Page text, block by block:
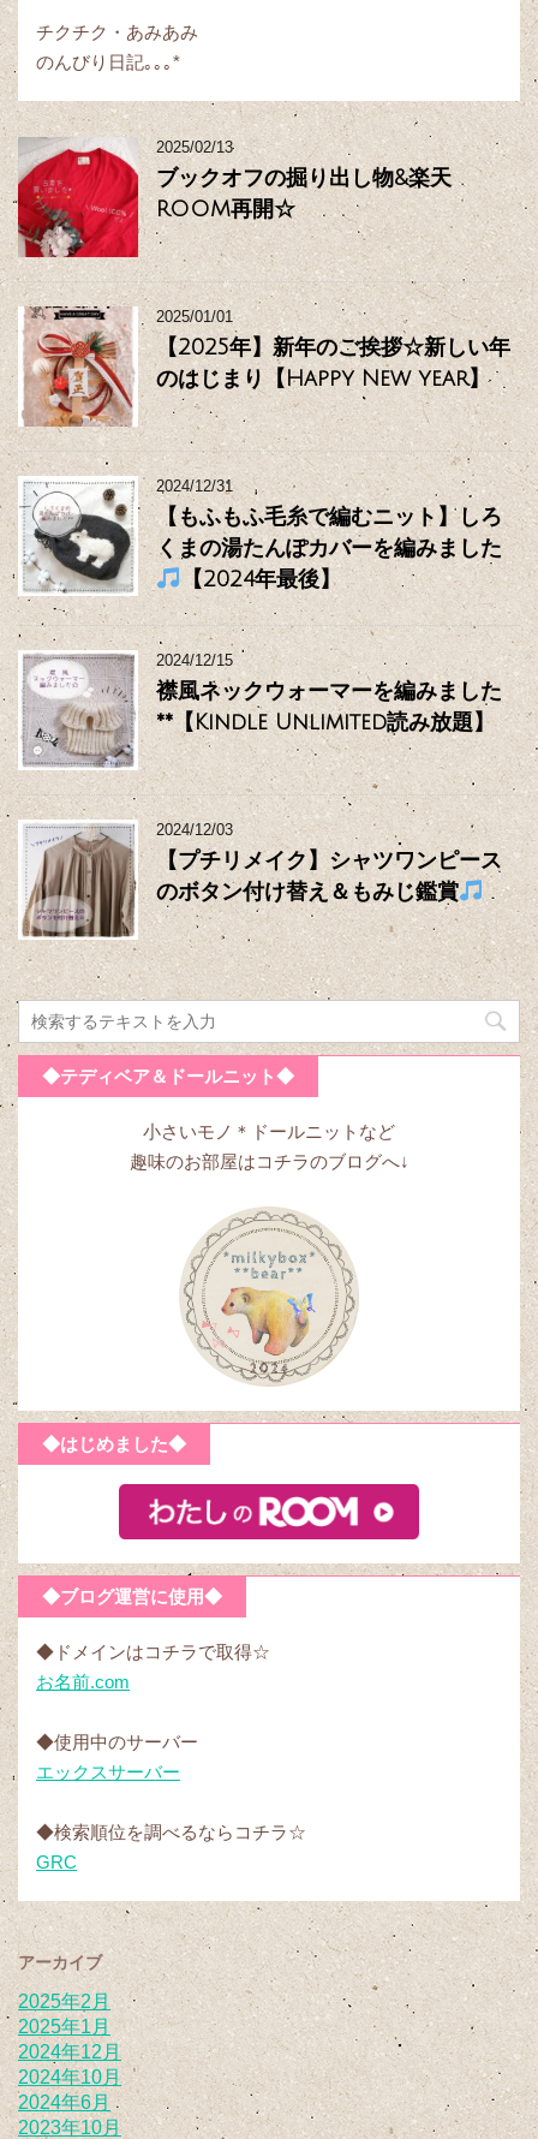
チクチク・あみあみ
のんびり日記｡｡｡*
2025/02/13
ブックオフの掘り出し物&楽天
ROOM再開☆
2025/01/01
【2025年】新年のご挨拶☆新しい年
のはじまり【Happy New year】
2024/12/31
【もふもふ毛糸で編むニット】しろ
くまの湯たんぽカバーを編みました
【2024年最後】
2024/12/15
襟風ネックウォーマーを編みました
**【Kindle Unlimited読み放題】
2024/12/03
【プチリメイク】シャツワンピース
のボタン付け替え＆もみじ鑑賞
◆テディベア＆ドールニット◆
小さいモノ＊ドールニットなど
趣味のお部屋はコチラのブログへ↓
◆はじめました◆
◆ブログ運営に使用◆
◆ドメインはコチラで取得☆
お名前.com
◆使用中のサーバー
エックスサーバー
◆検索順位を調べるならコチラ☆
GRC
アーカイブ
2025年2月
2025年1月
2024年12月
2024年10月
2024年6月
2023年10月